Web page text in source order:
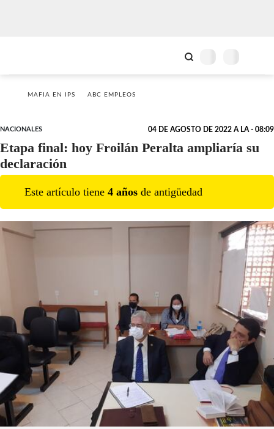
MAFIA EN IPS ABC EMPLEOS
NACIONALES 04 DE AGOSTO DE 2022 A LA - 08:09
Etapa final: hoy Froilán Peralta ampliaría su
declaración
Este artículo tiene 4 años de antigüedad